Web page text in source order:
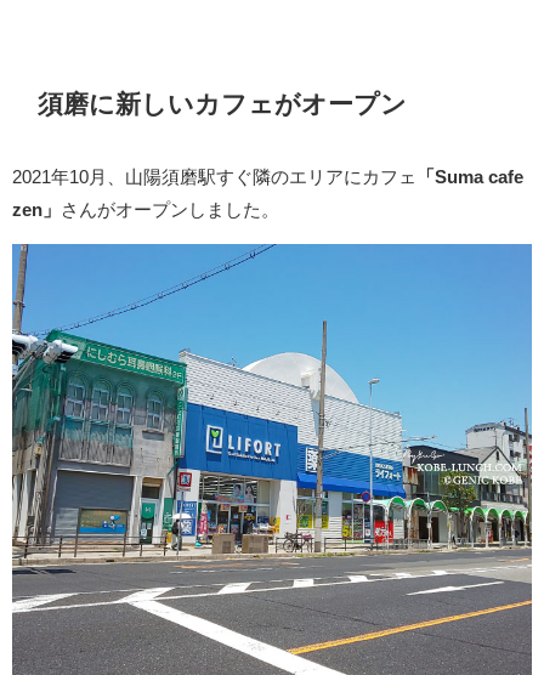
須磨に新しいカフェがオープン
2021年10月、山陽須磨駅すぐ隣のエリアにカフェ
「Suma cafe
zen」
さんがオープンしました。